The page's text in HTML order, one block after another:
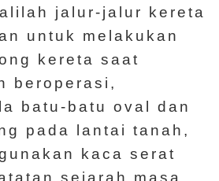
jalur-jalur kereta
untuk melakukan
kereta saat
beroperasi,
batu-batu oval dan
pada lantai tanah,
kaca serat
sejarah masa